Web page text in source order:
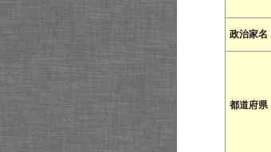
政治家名
都道府県